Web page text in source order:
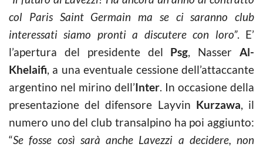
col Paris Saint Germain ma se ci saranno club
interessati siamo pronti a discutere con loro”. E’
l’apertura del presidente del Psg, NasserAl-
Khelaifi, a una eventuale cessione dell’attaccante
argentino nel mirino dell’Inter. In occasione della
presentazione del difensore Layvin Kurzawa, il
numero uno del club transalpino ha poi aggiunto:
“Se fosse così sarà anche Lavezzi a decidere, non